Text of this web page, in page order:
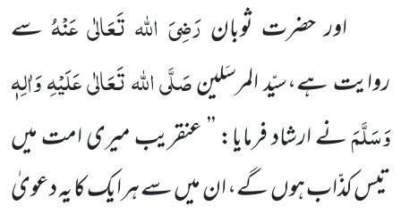
اور حضرت ثوبان رَضِیَ اللہ تَعَالٰی عَنْہُسے
روایت ہے،سیّد المرسَلینصَلَّی اللہ تَعَالٰی عَلَیْہِ وَاٰلِہٖ
وَسَلَّمَنے ارشاد فرمایا: ’’ عنقریب میری امت میں
تیس کذّاب ہوں گے، ان میں سے ہرایک کا یہ دعویٰ